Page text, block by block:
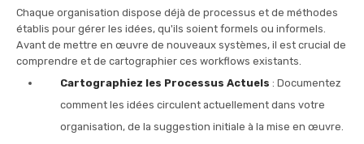
Chaque organisation dispose déjà de processus et de méthodes
établis pour gérer les idées, qu'ils soient formels ou informels.
Avant de mettre en œuvre de nouveaux systèmes, il est crucial de
comprendre et de cartographier ces workflows existants.
Cartographiez les Processus Actuels : Documentez
comment les idées circulent actuellement dans votre
organisation, de la suggestion initiale à la mise en œuvre.